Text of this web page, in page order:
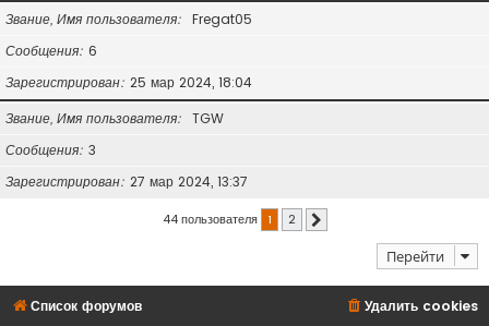
Звание, Имя пользователя
Fregat05
Сообщения 6
Зарегистрирован 25 мар 2024, 18:04
Звание, Имя пользователя
TGW
Сообщения 3
Зарегистрирован 27 мар 2024, 13:37
44 пользователя 1 2
Перейти
Список форумов Удалить cookies